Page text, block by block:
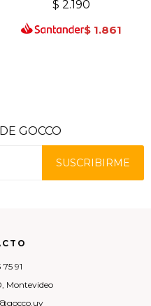
$ 2.190
$ 1.861
91
Montevideo
GOCCO
SUSCRIBIRME